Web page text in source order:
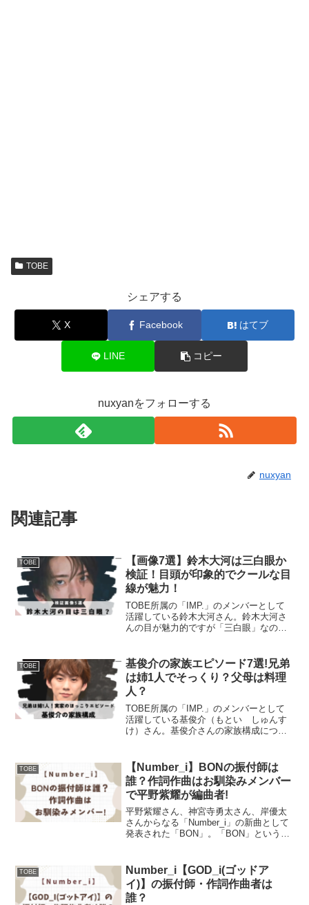
TOBE
シェアする
X Facebook はてブ
LINE コピー
nuxyanをフォローする
nuxyan
関連記事
TOBE
【画像7選】鈴木大河は三白眼か
検証！目頭が印象的でクールな目
線が魅力！
TOBE所属の「IMP.」のメンバーとして
活躍している鈴木大河さん。鈴木大河さ
んの目が魅力的ですが「三白眼」なの
ゃんふー🍊 (@Topaz_1101_KSN) Nov...
TOBE
基俊介の家族エピソード7選!兄弟
は姉1人でそっくり？父母は料理
人？
TOBE所属の「IMP.」のメンバーとして
活躍している基俊介（もとい しゅんす
け）さん。基俊介さんの家族構成につい
した。ご家族とのエピソードから、基さ
んが家族を大切にし...
TOBE
【Number_i】BONの振付師は
誰？作詞作曲はお馴染みメンバー
で平野紫耀が編曲者!
平野紫耀さん、神宮寺勇太さん、岸優太
さんからなる「Number_i」の新曲として
発表された「BON」。「BON」という曲
みました。【Number_i】BONってどん...
TOBE
Number_i【GOD_i(ゴッドア
イ)】の振付師・作詞作曲者は
誰？